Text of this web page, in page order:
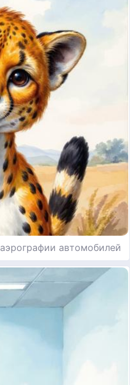
автомобилей